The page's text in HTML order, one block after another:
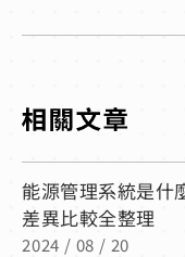
能源管理系統是什
差異比較全整理
2024 / 08 / 20